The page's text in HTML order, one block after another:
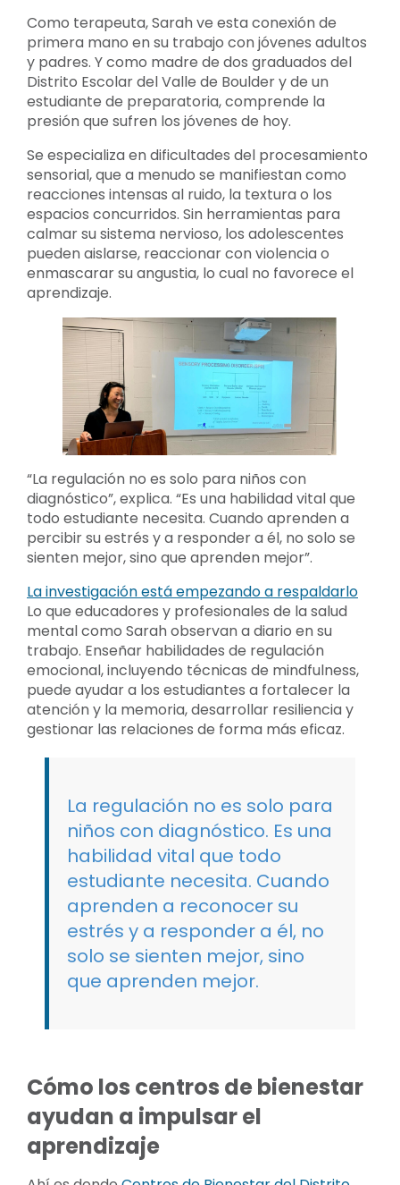
Como terapeuta, Sarah ve esta conexión de
primera mano en su trabajo con jóvenes adultos
y padres. Y como madre de dos graduados del
Distrito Escolar del Valle de Boulder y de un
estudiante de preparatoria, comprende la
presión que sufren los jóvenes de hoy.
Se especializa en dificultades del procesamiento
sensorial, que a menudo se manifiestan como
reacciones intensas al ruido, la textura o los
espacios concurridos. Sin herramientas para
calmar su sistema nervioso, los adolescentes
pueden aislarse, reaccionar con violencia o
enmascarar su angustia, lo cual no favorece el
aprendizaje.
“La regulación no es solo para niños con
diagnóstico”, explica. “Es una habilidad vital que
todo estudiante necesita. Cuando aprenden a
percibir su estrés y a responder a él, no solo se
sienten mejor, sino que aprenden mejor”.
La investigación está empezando a respaldarlo
Lo que educadores y profesionales de la salud
mental como Sarah observan a diario en su
trabajo. Enseñar habilidades de regulación
emocional, incluyendo técnicas de mindfulness,
puede ayudar a los estudiantes a fortalecer la
atención y la memoria, desarrollar resiliencia y
gestionar las relaciones de forma más eficaz.
La regulación no es solo para
niños con diagnóstico. Es una
habilidad vital que todo
estudiante necesita. Cuando
aprenden a reconocer su
estrés y a responder a él, no
solo se sienten mejor, sino
que aprenden mejor.
Cómo los centros de bienestar
ayudan a impulsar el
aprendizaje